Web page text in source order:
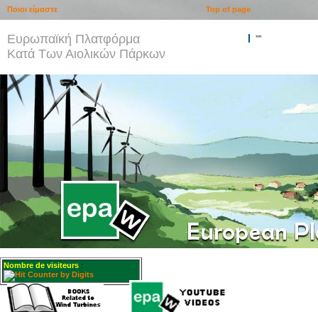
Ευρωπαϊκή Πλατφόρμα
Κατά Των Αιολικών Πάρκων
""
Nombre de visiteurs :
Top of page
Ποιοι είμαστε